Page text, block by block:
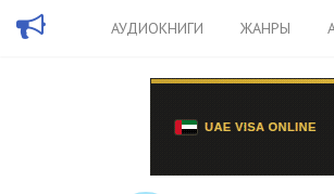
АУДИОКНИГИ ЖАНРЫ